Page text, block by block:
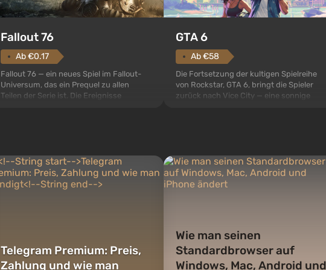
Fallout 76
Ab €0.17
Fallout 76 — ein neues Spiel im Fallout-
Universum, das ein Prequel zu allen
Teilen der Serie ist. Die Ereignisse
GTA 6
Ab €58
Die Fortsetzung der kultigen Spielreihe
von Rockstar, GTA 6, bringt die Spieler
zurück nach Vice City — eine sonnige
Telegram Premium: Preis,
Zahlung und wie man
Wie man seinen
Standardbrowser auf
Windows, Mac, Android und